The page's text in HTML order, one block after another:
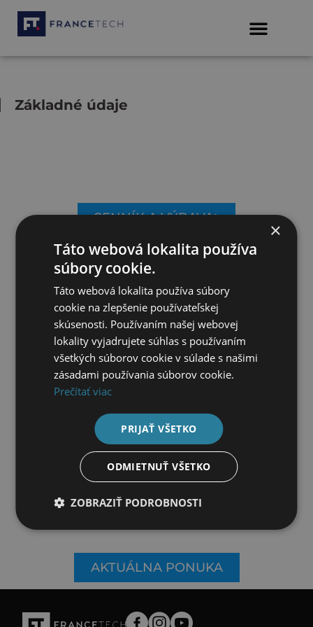
Základné údaje
CENNÍK A VÝBAVA
CENOVÁ PONUKA
DOSTUPNÉ VOZIDLÁ
SKÚŠOBNÁ JAZDA
AKTUÁLNA PONUKA
×
Táto webová lokalita používa
súbory cookie.
Táto webová lokalita používa súbory
cookie na zlepšenie používateľskej
skúsenosti. Používaním našej webovej
lokality vyjadrujete súhlas s používaním
všetkých súborov cookie v súlade s našimi
zásadami používania súborov cookie.
Prečítať viac
PRIJAŤ VŠETKO
ODMIETNUŤ VŠETKO
ZOBRAZIŤ PODROBNOSTI